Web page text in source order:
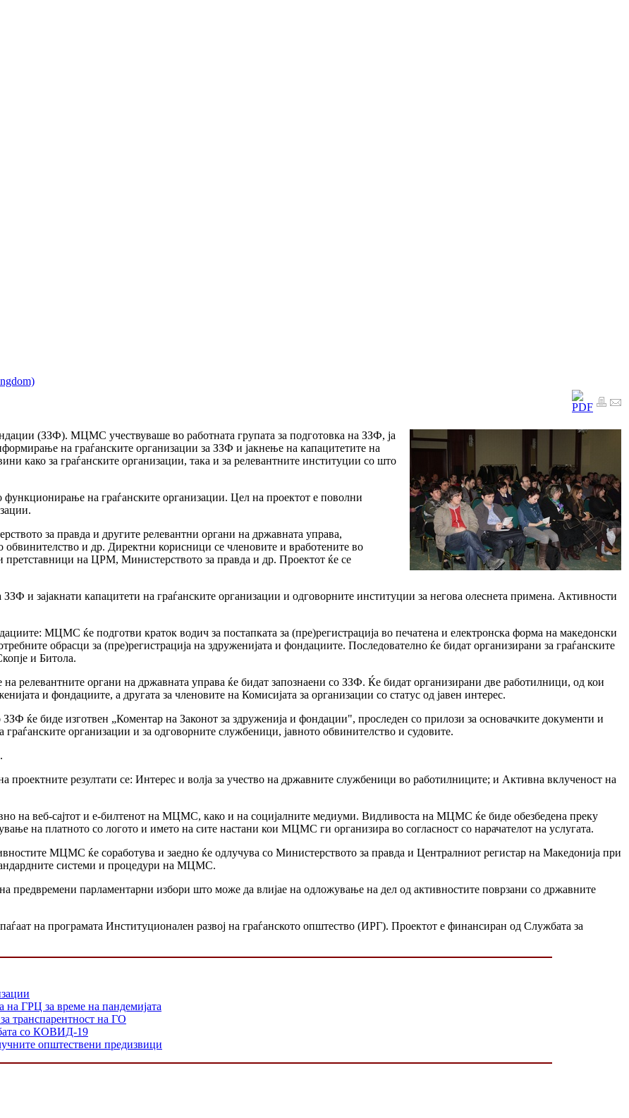
(ЗЗФ). МЦМС учествуваше во работната групата за подготовка на ЗЗФ, ја
на граѓанските организации за ЗЗФ и јакнење на капацитетите на
како за граѓанските организации, така и за релевантните институции со што
функционирање на граѓанските организации. Цел на проектот е поволни
за правда и другите релевантни органи на државната управа,
и др. Директни корисници се членовите и вработените во
на ЦРМ, Министерството за правда и др. Проектот ќе се
и зајакнати капацитети на граѓанските организации и одговорните институции за негова олеснета примена. Активности
МЦМС ќе подготви краток водич за постапката за (пре)регистрација во печатена и електронска форма на македонски
обрасци за (пре)регистрација на здруженијата и фондациите. Последователно ќе бидат организирани за граѓанските
и Битола.
релевантните органи на државната управа ќе бидат запознаени со ЗЗФ. Ќе бидат организирани две работилници, од кои
и фондациите, а другата за членовите на Комисијата за организации со статус од јавен интерес.
ќе биде изготвен „Коментар на Законот за здруженија и фондации", проследен со прилози за основачките документи и
организации и за одговорните службеници, јавното обвинителство и судовите.
проектните резултати се: Интерес и волја за учество на државните службеници во работилниците; и Активна вклученост на
на веб-сајтот и е-билтенот на МЦМС, како и на социјалните медиуми. Видливоста на МЦМС ќе биде обезбедена преку
на платното со логото и името на сите настани кои МЦМС ги организира во согласност со нарачателот на услугата.
МЦМС ќе соработува и заедно ќе одлучува со Министерството за правда и Централниот регистар на Македонија при
системи и процедури на МЦМС.
предвремени парламентарни избори што може да влијае на одложување на дел од активностите поврзани со државните
на програмата Институционален развој на граѓанското општество (ИРГ). Проектот е финансиран од Службата за
на ГРЦ за време на пандемијата
транспарентност на ГО
со КОВИД-19
општествени предизвици